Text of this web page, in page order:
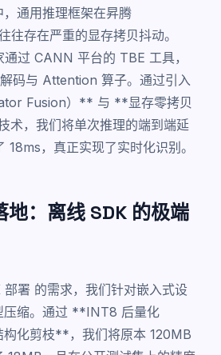
通用推理框架在昇腾
往存在严重的显存拷贝抖动。
过 CANN 平台的 TBE 工具，
码与 Attention 算子。通过引入
Fusion）** 与 **显存零拷贝
术，我们将单次推理的端到端延
，真正实现了实时化识别。
地：离线 SDK 的极端
部署 的需求，我们针对嵌入式设
压缩。通过 **INT8 后量化
化剪枝**，我们将原本 120MB